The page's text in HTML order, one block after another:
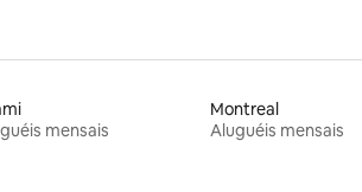
mensais
Montreal
Aluguéis mensais